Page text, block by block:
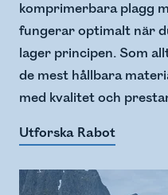
komprimerbara plagg
fungerar optimalt när
lager principen. Som
de mest hållbara
med kvalitet och
Utforska Rabot